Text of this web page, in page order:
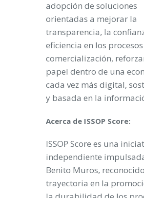
adopción de soluciones
orientadas a mejorar la
transparencia, la
eficiencia en los
comercialización,
papel dentro de una
cada vez más digital,
y basada en la
Acerca de ISSOP Score:
ISSOP Score es una
independiente
Benito Muros,
trayectoria en la